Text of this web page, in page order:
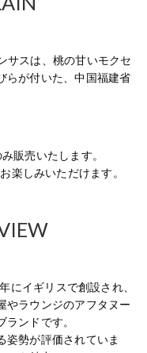
サスは、桃の甘いモクセ
らが付いた、中国福建省
販売いたします。
楽しみいただけます。
にイギリスで創設され、
やラウンジのアフタヌー
ンドです。
姿勢が評価されていま